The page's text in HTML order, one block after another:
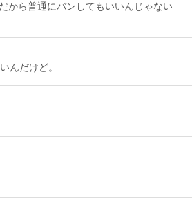
から普通にバンしてもいいんじゃない
んだけど。